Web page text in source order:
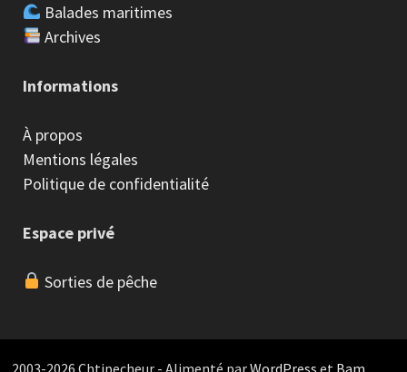
Balades maritimes
Archives
Informations
À propos
Mentions légales
Politique de confidentialité
Espace privé
Sorties de pêche
2003-2026 Chtipecheur - Alimenté parWordPress et Bam